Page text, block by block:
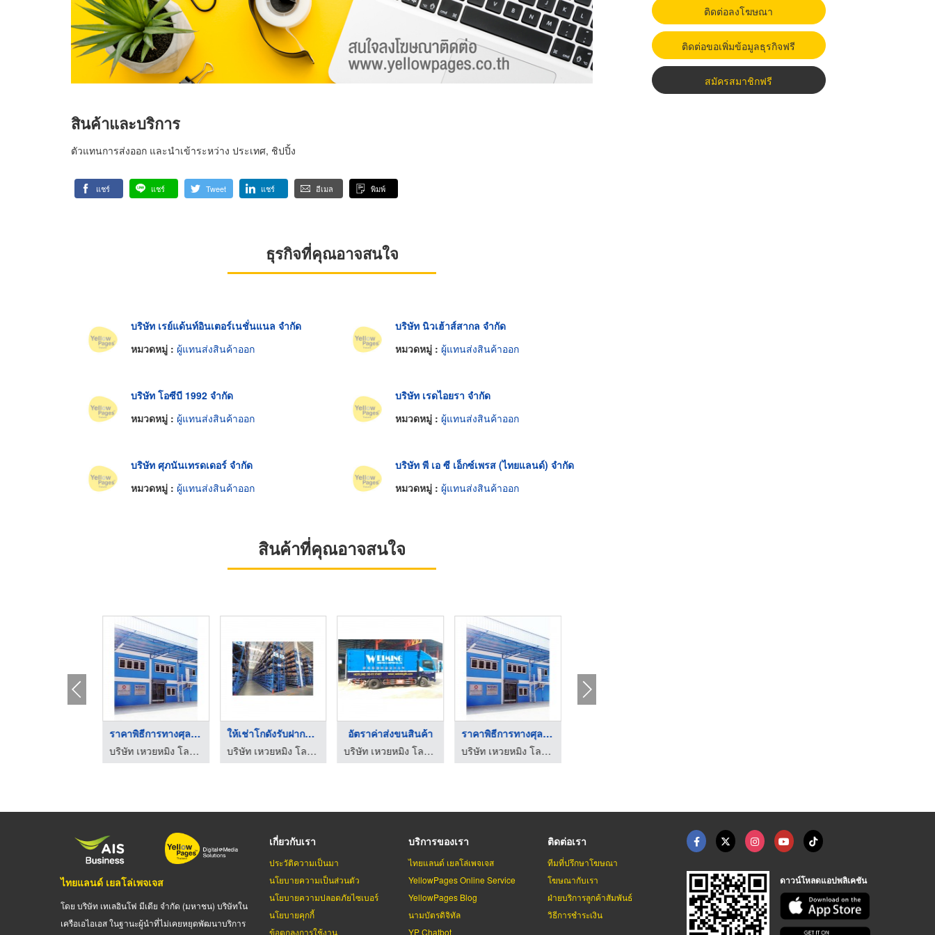
สินค้าและบริการ
ตัวแทนการส่งออก และนำเข้าระหว่าง ประเทศ, ชิปปิ้ง
แชร์ แชร์ Tweet แชร์ อีเมล พิมพ์
ธุรกิจที่คุณอาจสนใจ
บริษัท เรย์แด้นท์อินเตอร์เนชั่นแนล จำกัด
หมวดหมู่ : ผู้แทนส่งสินค้าออก
บริษัท นิวเฮ้าส์สากล จำกัด
หมวดหมู่ : ผู้แทนส่งสินค้าออก
บริษัท โอซีบี 1992 จำกัด
หมวดหมู่ : ผู้แทนส่งสินค้าออก
บริษัท เรดไอยรา จำกัด
หมวดหมู่ : ผู้แทนส่งสินค้าออก
บริษัท ศุภนันเทรดเดอร์ จำกัด
หมวดหมู่ : ผู้แทนส่งสินค้าออก
บริษัท พี เอ ซี เอ็กซ์เพรส (ไทยแลนด์) จำกัด
หมวดหมู่ : ผู้แทนส่งสินค้าออก
สินค้าที่คุณอาจสนใจ
ราคาพิธีการทางศุลกาก ...
บริษัท เหวยหมิง โลจิสติกส์ แอนด์ ชิปปิ้ง จำกัด
ให้เช่าโกดังรับฝากสิ ...
บริษัท เหวยหมิง โลจิสติกส์ แอนด์ ชิปปิ้ง จำกัด
อัตราค่าส่งขนสินค้า
บริษัท เหวยหมิง โลจิสติกส์ แอนด์ ชิปปิ้ง จำกัด
ราคาพิธีการทางศุลกาก ...
บริษัท เหวยหมิง โลจิสติกส์ แอนด์ ชิปปิ้ง จำกัด
ติดต่อลงโฆษณา
ติดต่อขอเพิ่มข้อมูลธุรกิจฟรี
สมัครสมาชิกฟรี
ไทยแลนด์ เยลโล่เพจเจส
โดย บริษัท เทเลอินโฟ มีเดีย จำกัด (มหาชน) บริษัทใน
เครือเอไอเอส ในฐานะผู้นำที่ไม่เคยหยุดพัฒนาบริการ
เกี่ยวกับเรา
ประวัติความเป็นมา
นโยบายความเป็นส่วนตัว
นโยบายความปลอดภัยไซเบอร์
นโยบายคุกกี้
ข้อตกลงการใช้งาน
บริการของเรา
ไทยแลนด์ เยลโล่เพจเจส
YellowPages Online Service
YellowPages Blog
นามบัตรดิจิทัล
YP Chatbot
ติดต่อเรา
ทีมที่ปรึกษาโฆษณา
โฆษณากับเรา
ฝ่ายบริการลูกค้าสัมพันธ์
วิธีการชำระเงิน
ดาวน์โหลดแอปพลิเคชัน